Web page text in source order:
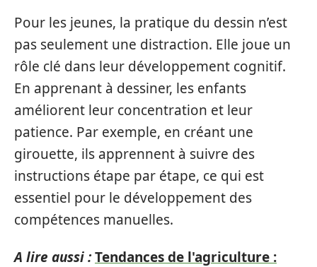
Pour les jeunes, la pratique du dessin n’est
pas seulement une distraction. Elle joue un
rôle clé dans leur développement cognitif.
En apprenant à dessiner, les enfants
améliorent leur concentration et leur
patience. Par exemple, en créant une
girouette, ils apprennent à suivre des
instructions étape par étape, ce qui est
essentiel pour le développement des
compétences manuelles.
A lire aussi :Tendances de l'agriculture :